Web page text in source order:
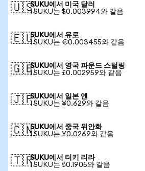
🇺🇸SUKU에서 미국 달러
1 SUKU는 $0.003994와 같음
🇪🇺SUKU에서 유로
1 SUKU는 €0.003455와 같음
🇬🇧SUKU에서 영국 파운드 스털링
1 SUKU는 £0.002959와 같음
🇯🇵SUKU에서 일본 엔
1 SUKU는 ¥0.629와 같음
🇨🇳SUKU에서 중국 위안화
1 SUKU는 ¥0.0269와 같음
🇹🇷SUKU에서 터키 리라
1 SUKU는 ₺0.1905와 같음